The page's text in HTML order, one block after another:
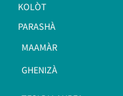
KOLÒT
PARASHÀ
MAAMÀR
GHENIZÀ